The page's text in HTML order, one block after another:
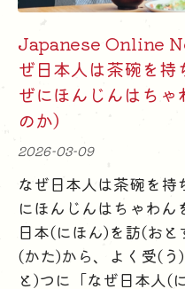
Japanese Online
ぜ日本人は茶碗を
ぜにほんじんはちゃ
のか）
2026-03-09
なぜ日本人は茶碗を
にほんじんはちゃわん
日本(にほん)を訪(お
(かた)から、よく受(
と)つに「なぜ日本人(